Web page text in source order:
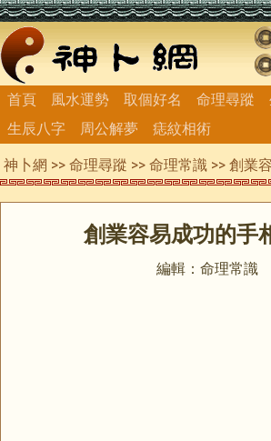
首頁
風水運勢 取個好名 命理尋蹤
生辰八字
周公解夢 痣紋相術
神卜網 >> 命理尋蹤 >> 命理常識 >> 創業容易
創業容易成功的手
編輯：命理常識